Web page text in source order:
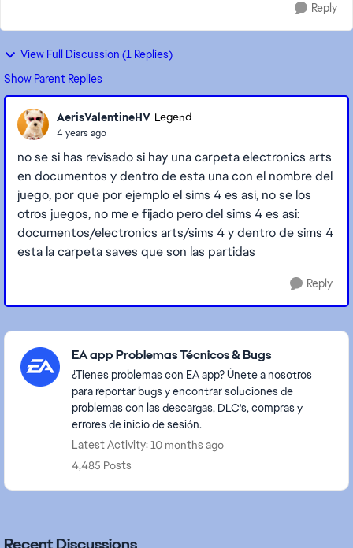
Reply
View Full Discussion (1 Replies)
Show Parent Replies
AerisValentineHV Legend
4 years ago
no se si has revisado si hay una carpeta electronics arts
en documentos y dentro de esta una con el nombre del
juego, por que por ejemplo el sims 4 es asi, no se los
otros juegos, no me e fijado pero del sims 4 es asi:
documentos/electronics arts/sims 4 y dentro de sims 4
esta la carpeta saves que son las partidas
Reply
Featured Places
EA app Problemas Técnicos & Bugs
¿Tienes problemas con EA app? Únete a nosotros
para reportar bugs y encontrar soluciones de
problemas con las descargas, DLC's, compras y
errores de inicio de sesión.
Latest Activity: 10 months ago
4,485 Posts